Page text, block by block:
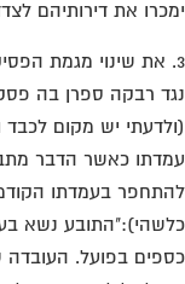
את דירותיהם
את שינוי מגמת
רבקה ספרן בה פסק
יש מקום לכבד
כאשר הדבר
בעמדתו
נשא
בפועל. העובדה